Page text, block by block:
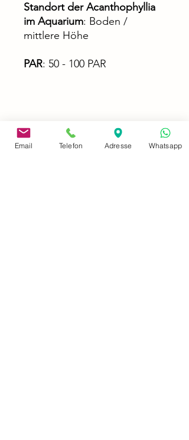
Standort der Acanthophyllia
im Aquarium: Boden /
mittlere Höhe
PAR: 50 - 100 PAR
Email Telefon Adresse Whatsapp